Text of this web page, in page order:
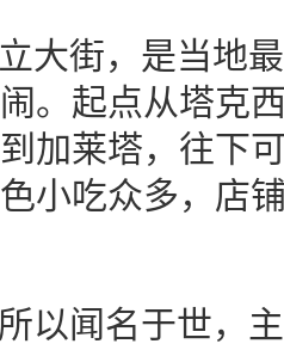
大街，是当地
。起点从塔克
加莱塔，往下
小吃众多，店
以闻名于世，